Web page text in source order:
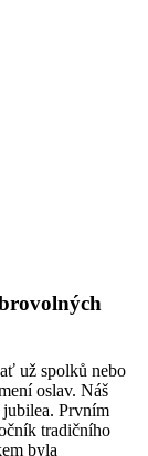
už spolků nebo
oslav. Náš
jubilea. Prvním
tradičního
byla